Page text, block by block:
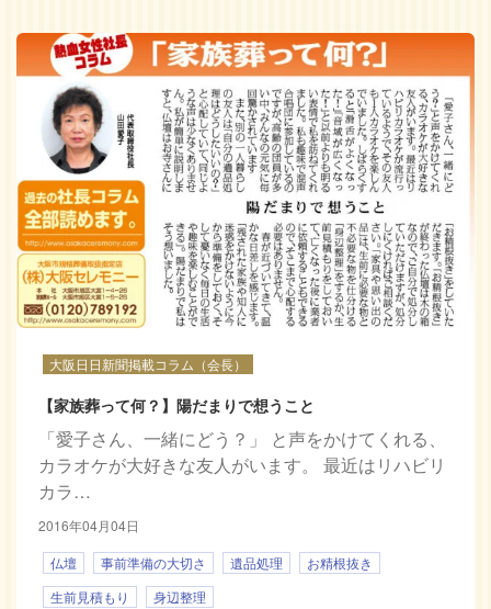
大阪日日新聞掲載コラム（会長）
【家族葬って何？】陽だまりで想うこと
「愛子さん、一緒にどう？」 と声をかけてくれる、
カラオケが大好きな友人がいます。 最近はリハビリ
カラ…
2016年04月04日
仏壇
事前準備の大切さ 遺品処理
お精根抜き
生前見積もり
身辺整理